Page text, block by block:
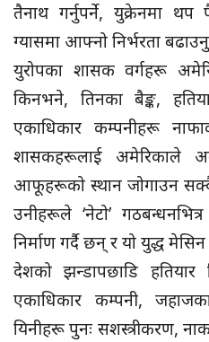
तैनाथ गर्नुपर्ने, युक्रेनमा
ग्यासमा आफ्नो निर्भरता
युरोपका शासक वर्गहरू
किनभने, तिनका बैङ्क,
एकाधिकार कम्पनीहरू
शासकहरूलाई अमेरिकाले
आफूहरूको स्थान जोगाउन
उनीहरूले ‘नेटो’
निर्माण गर्दै छन् र यो युद्ध मेसिन
देशको झन्डापछाडि हतियार
एकाधिकार कम्पनी,
यिनीहरू पुनः सशस्त्रीकरण,